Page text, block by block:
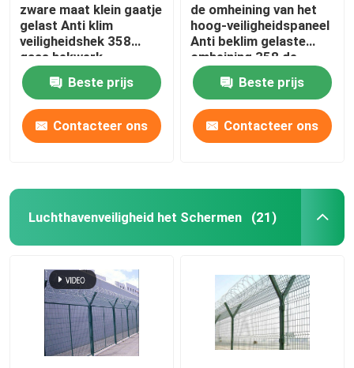
zware maat klein gaatje
gelast Anti klim
veiligheidshek 358
gaas hekwerk
Beste prijs
Contacteer ons
de omheining van het
hoog-veiligheidspaneel
Anti beklim gelaste
omheining 358 de
omheining van het
draadnetwerk
Beste prijs
Contacteer ons
Luchthavenveiligheid het Schermen (21)